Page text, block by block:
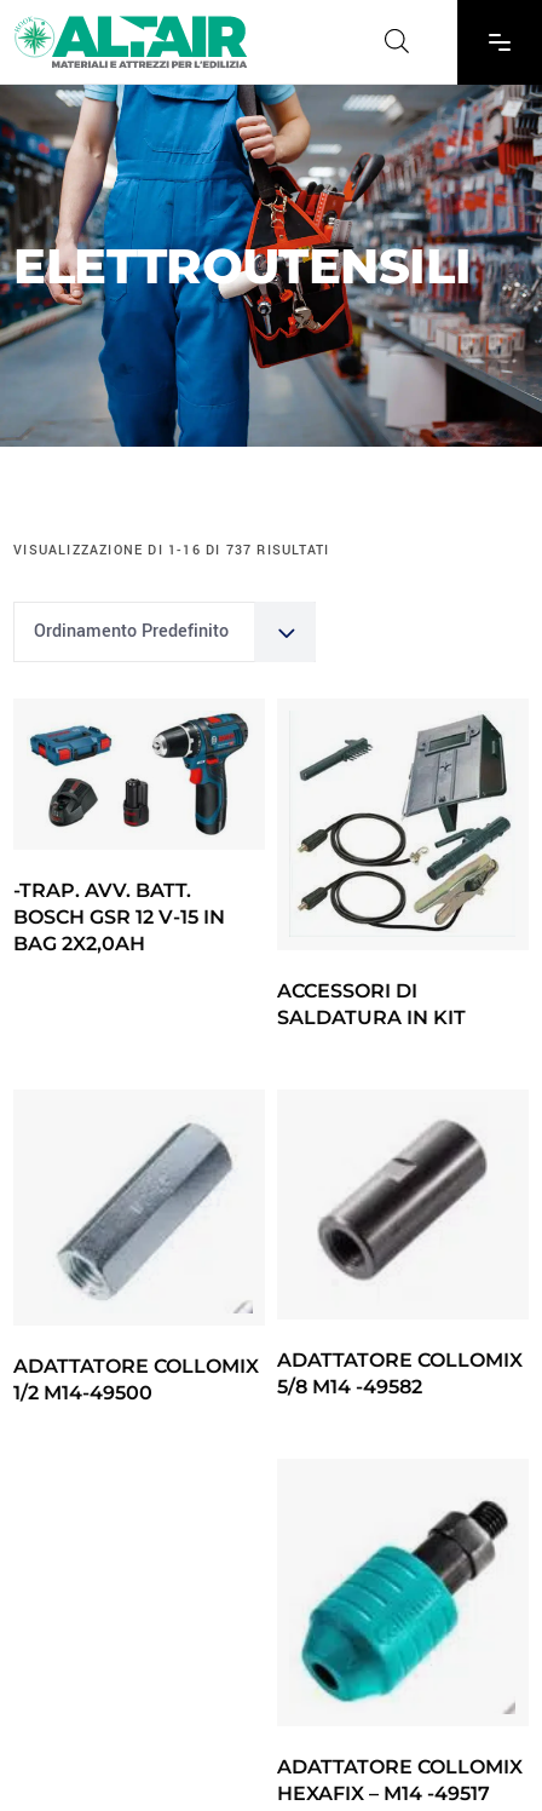
ELETTROUTENSILI
VISUALIZZAZIONE DI 1-16 DI 737 RISULTATI
Ordinamento Predefinito
-TRAP. AVV. BATT.
BOSCH GSR 12 V-15 IN
BAG 2X2,0AH
ACCESSORI DI
SALDATURA IN KIT
ADATTATORE COLLOMIX
1/2 M14-49500
ADATTATORE COLLOMIX
5/8 M14 -49582
ADATTATORE COLLOMIX
HEXAFIX – M14 -49517